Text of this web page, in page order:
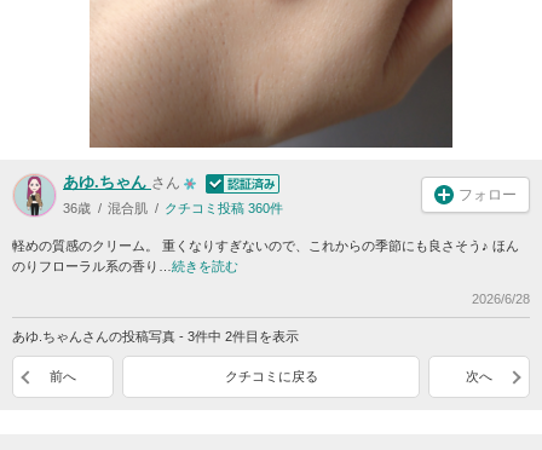
あゆ.ちゃん さん
36歳 混合肌 クチコミ投稿 360件
フォロー
軽めの質感のクリーム。 重くなりすぎないので、これからの季節にも良さそう♪ ほん
のりフローラル系の香り… 続きを読む
2026/6/28
あゆ.ちゃんさんの投稿写真 - 3件中 2件目を表示
前へ クチコミに戻る 次へ